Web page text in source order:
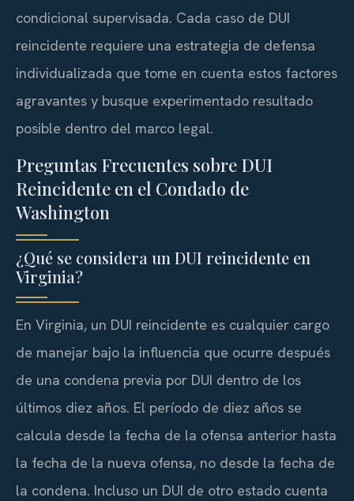
condicional supervisada. Cada caso de DUI
reincidente requiere una estrategia de defensa
individualizada que tome en cuenta estos factores
agravantes y busque experimentado resultado
posible dentro del marco legal.
Preguntas Frecuentes sobre DUI
Reincidente en el Condado de
Washington
¿Qué se considera un DUI reincidente en
Virginia?
En Virginia, un DUI reincidente es cualquier cargo
de manejar bajo la influencia que ocurre después
de una condena previa por DUI dentro de los
últimos diez años. El período de diez años se
calcula desde la fecha de la ofensa anterior hasta
la fecha de la nueva ofensa, no desde la fecha de
la condena. Incluso un DUI de otro estado cuenta